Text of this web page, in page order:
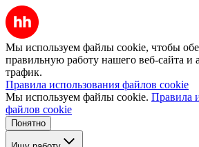
Мы используем файлы cookie, чтобы
правильную работу нашего веб-сайта и
трафик.
Правила использования файлов cookie
Мы используем файлы cookie. Правила
файлов cookie
Понятно